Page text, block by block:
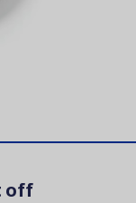
off